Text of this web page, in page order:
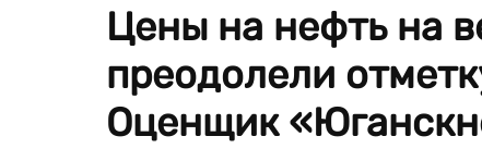
Цены на нефть на
преодолели
Оценщик